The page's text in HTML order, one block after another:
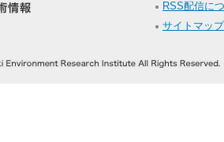
RSS配信に
サイトマップ